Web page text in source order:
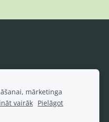
mārketinga
vairāk Pielāgot